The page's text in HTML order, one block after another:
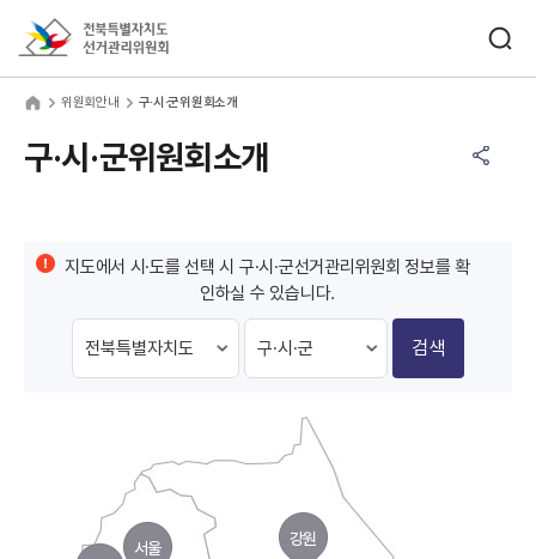
위원회안내 구·시·군위원회소개
구·시·군위원회소개
지도에서 시·도를 선택 시 구·시·군선거관리위원회 정보를 확
인하실 수 있습니다.
서울
강원